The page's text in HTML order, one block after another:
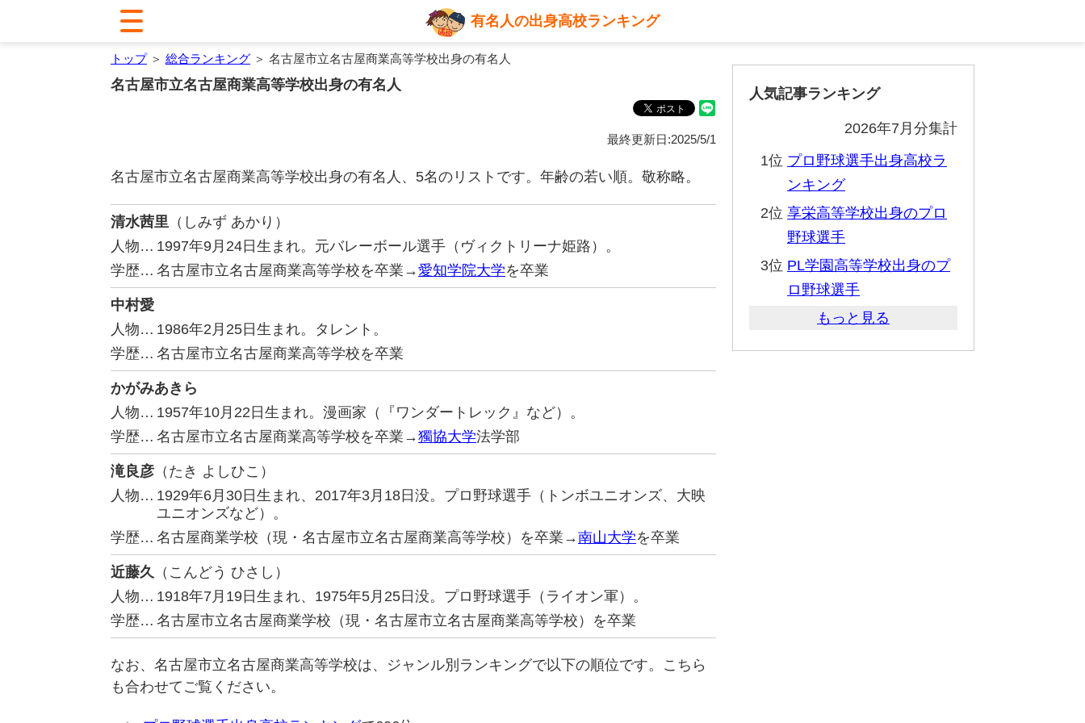
有名人の出身高校ランキング
トップ＞ 総合ランキング ＞ 名古屋市立名古屋商業高等学校出身の有名人
名古屋市立名古屋商業高等学校出身の有名人
最終更新日:2025/5/1
名古屋市立名古屋商業高等学校出身の有名人、5名のリストです。年齢の若い順。敬称略。
清水茜里 （しみず あかり）
人物… 1997年9月24日生まれ。元バレーボール選手（ヴィクトリーナ姫路）。
学歴… 名古屋市立名古屋商業高等学校を卒業→愛知学院大学を卒業
中村愛
人物… 1986年2月25日生まれ。タレント。
学歴… 名古屋市立名古屋商業高等学校を卒業
かがみあきら
人物… 1957年10月22日生まれ。漫画家（『ワンダートレック』など）。
学歴… 名古屋市立名古屋商業高等学校を卒業→獨協大学法学部
滝良彦 （たき よしひこ）
人物… 1929年6月30日生まれ、2017年3月18日没。プロ野球選手（トンボユニオンズ、大映
ユニオンズなど）。
学歴… 名古屋商業学校（現・名古屋市立名古屋商業高等学校）を卒業→南山大学を卒業
近藤久 （こんどう ひさし）
人物… 1918年7月19日生まれ、1975年5月25日没。プロ野球選手（ライオン軍）。
学歴… 名古屋市立名古屋商業学校（現・名古屋市立名古屋商業高等学校）を卒業
なお、名古屋市立名古屋商業高等学校は、ジャンル別ランキングで以下の順位です。こちら
も合わせてご覧ください。
人気記事ランキング
2026年7月分集計
1位 プロ野球選手出身高校ラ
ンキング
2位 享栄高等学校出身のプロ
野球選手
3位 PL学園高等学校出身のプ
ロ野球選手
もっと見る